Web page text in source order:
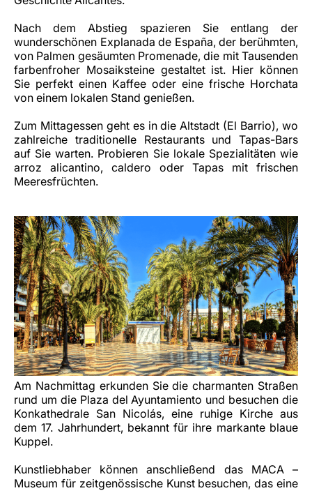
Nach dem Abstieg spazieren Sie entlang der
wunderschönen Explanada de España, der berühmten,
von Palmen gesäumten Promenade, die mit Tausenden
farbenfroher Mosaiksteine gestaltet ist. Hier können
Sie perfekt einen Kaffee oder eine frische Horchata
von einem lokalen Stand genießen.
Zum Mittagessen geht es in die Altstadt (El Barrio), wo
zahlreiche traditionelle Restaurants und Tapas-Bars
auf Sie warten. Probieren Sie lokale Spezialitäten wie
arroz alicantino, caldero oder Tapas mit frischen
Meeresfrüchten.
Am Nachmittag erkunden Sie die charmanten Straßen
rund um die Plaza del Ayuntamiento und besuchen die
Konkathedrale San Nicolás, eine ruhige Kirche aus
dem 17. Jahrhundert, bekannt für ihre markante blaue
Kuppel.
Kunstliebhaber können anschließend das MACA –
Museum für zeitgenössische Kunst besuchen, das eine